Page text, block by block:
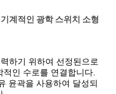
계적인 광학 스위치 소형
하기 위하여 선정된으로
인 수로를 연결합니다.
윤곽을 사용하여 달성되